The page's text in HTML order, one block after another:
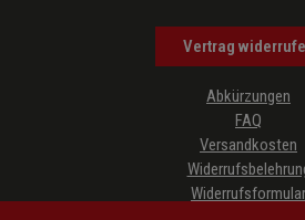
Vertrag
Abkürzungen
FAQ
Versandkosten
Widerrufsformular